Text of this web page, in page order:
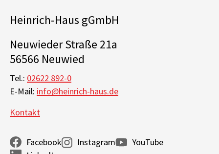
Heinrich-Haus gGmbH
Neuwieder Straße 21a
56566 Neuwied
Tel.: 02622 892-0
E-Mail: info@heinrich-haus.de
Kontakt
Facebook Instagram
YouTube